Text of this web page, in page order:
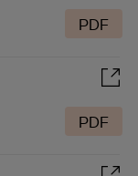
PDF
PDF